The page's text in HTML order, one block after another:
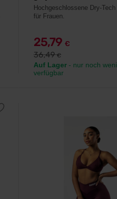
Hochgeschlossene Dry-
für Frauen.
25,79 €
36,49€
Auf Lager - nur noch
verfügbar